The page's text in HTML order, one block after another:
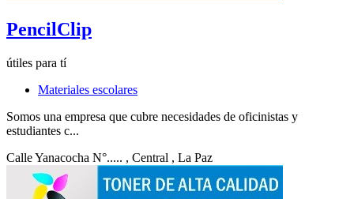
PencilClip
útiles para tí
Materiales escolares
Somos una empresa que cubre necesidades de oficinistas y
estudiantes c...
Calle Yanacocha N°..... , Central , La Paz